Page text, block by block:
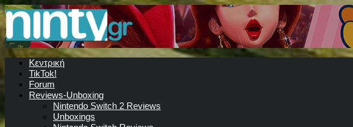
Κεντρική
TikTok!
Forum
Reviews-Unboxing
Nintendo Switch 2 Reviews
Unboxings